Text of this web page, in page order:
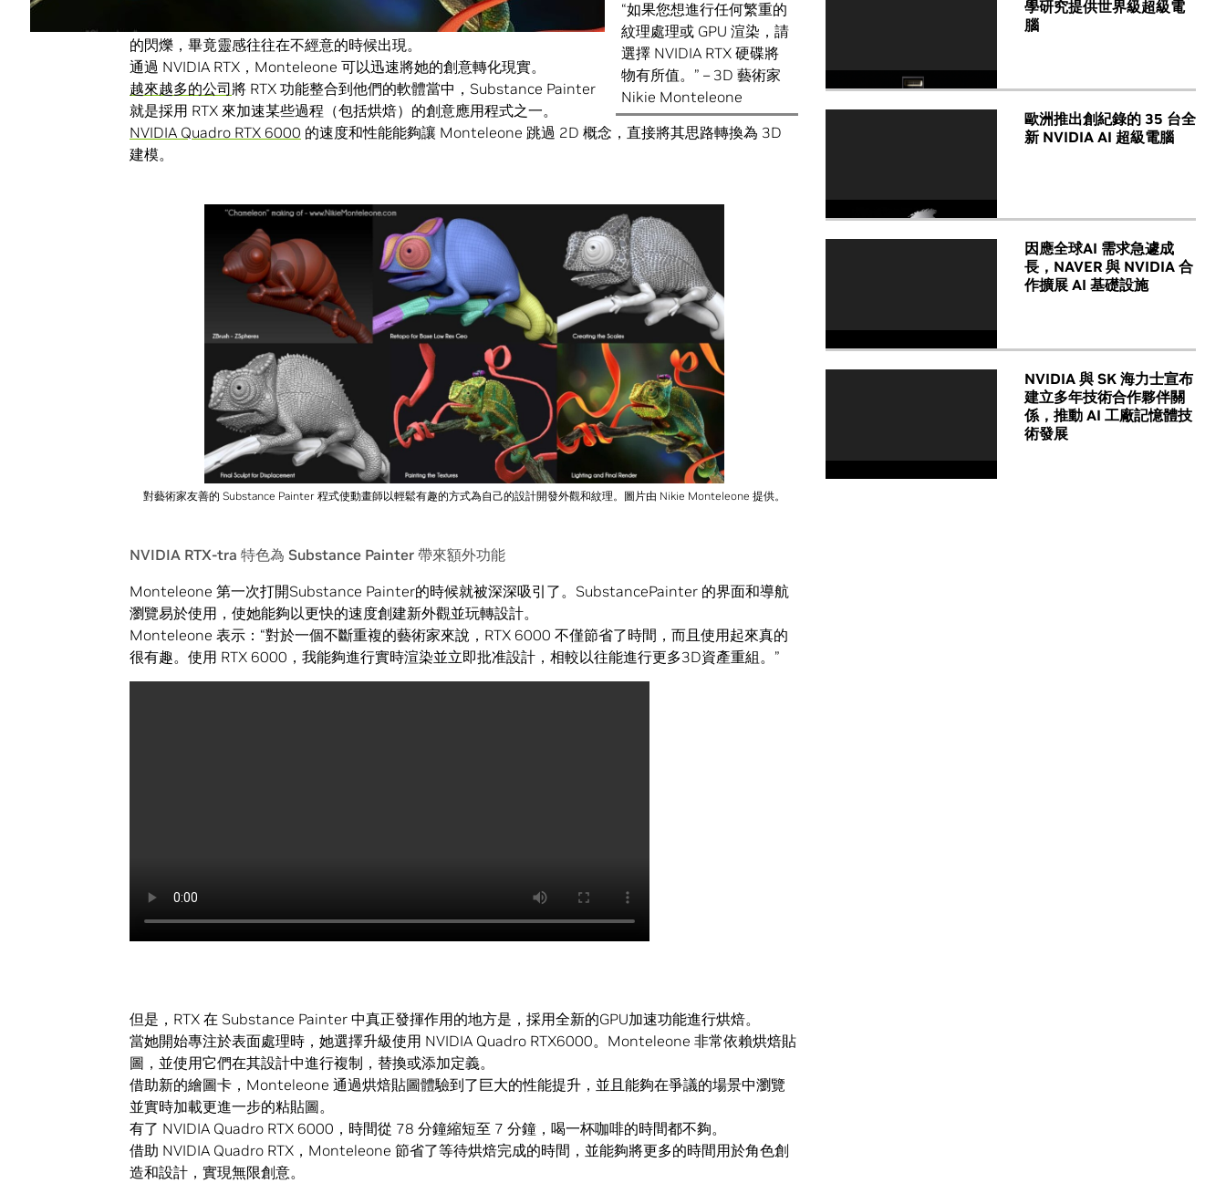
“如果您想進行任何繁重的
紋理處理或 GPU 渲染，請
選擇 NVIDIA RTX 硬碟將
物有所值。” – 3D 藝術家
Nikie Monteleone
能是一個十分耗時的過程。因此 Monteleone 需要一張可以滿足速度需求
的閃爍，畢竟靈感往往在不經意的時候出現。
通過 NVIDIA RTX，Monteleone 可以迅速將她的創意轉化現實。
越來越多的公司將 RTX 功能整合到他們的軟體當中，Substance Painter
就是採用 RTX 來加速某些過程（包括烘焙）的創意應用程式之一。
NVIDIA Quadro RTX 6000 的速度和性能能夠讓 Monteleone 跳過 2D 概念，直接將其思路轉換為 3D
建模。
對藝術家友善的 Substance Painter 程式使動畫師以輕鬆有趣的方式為自己的設計開發外觀和紋理。圖片由 Nikie Monteleone 提供。
NVIDIA RTX-tra 特色為 Substance Painter 帶來額外功能
Monteleone 第一次打開Substance Painter的時候就被深深吸引了。SubstancePainter 的界面和導航
瀏覽易於使用，使她能夠以更快的速度創建新外觀並玩轉設計。
Monteleone 表示：“對於一個不斷重複的藝術家來說，RTX 6000 不僅節省了時間，而且使用起來真的
很有趣。使用 RTX 6000，我能夠進行實時渲染並立即批准設計，相較以往能進行更多3D資產重組。”
但是，RTX 在 Substance Painter 中真正發揮作用的地方是，採用全新的GPU加速功能進行烘焙。
當她開始專注於表面處理時，她選擇升級使用 NVIDIA Quadro RTX6000。Monteleone 非常依賴烘焙貼
圖，並使用它們在其設計中進行複制，替換或添加定義。
借助新的繪圖卡，Monteleone 通過烘焙貼圖體驗到了巨大的性能提升，並且能夠在爭議的場景中瀏覽
並實時加載更進一步的粘貼圖。
有了 NVIDIA Quadro RTX 6000，時間從 78 分鐘縮短至 7 分鐘，喝一杯咖啡的時間都不夠。
借助 NVIDIA Quadro RTX，Monteleone 節省了等待烘焙完成的時間，並能夠將更多的時間用於角色創
造和設計，實現無限創意。
學研究提供世界級超級電
腦
歐洲推出創紀錄的 35 台全
新 NVIDIA AI 超級電腦
因應全球AI 需求急遽成
長，NAVER 與 NVIDIA 合
作擴展 AI 基礎設施
NVIDIA 與 SK 海力士宣布
建立多年技術合作夥伴關
係，推動 AI 工廠記憶體技
術發展